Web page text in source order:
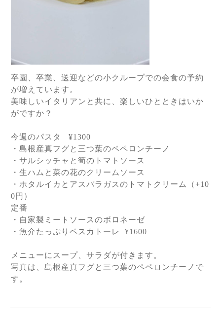
卒園、卒業、送迎などの小クループでの会食の予約
が増えています。
美味しいイタリアンと共に、楽しいひとときはいか
がですか？
今週のパスタ
¥1300
・島根産真フグと三つ葉のペペロンチーノ
・サルシッチャと筍のトマトソース
・生ハムと菜の花のクリームソース
・ホタルイカとアスパラガスのトマトクリーム（+10
0 円）
定番
・自家製ミートソースのボロネーゼ
・魚介たっぷりペスカトーレ
¥1600
メニューにスープ、サラダが付きます。
写真は、島根産真フグと三つ葉のペペロンチーノで
す。